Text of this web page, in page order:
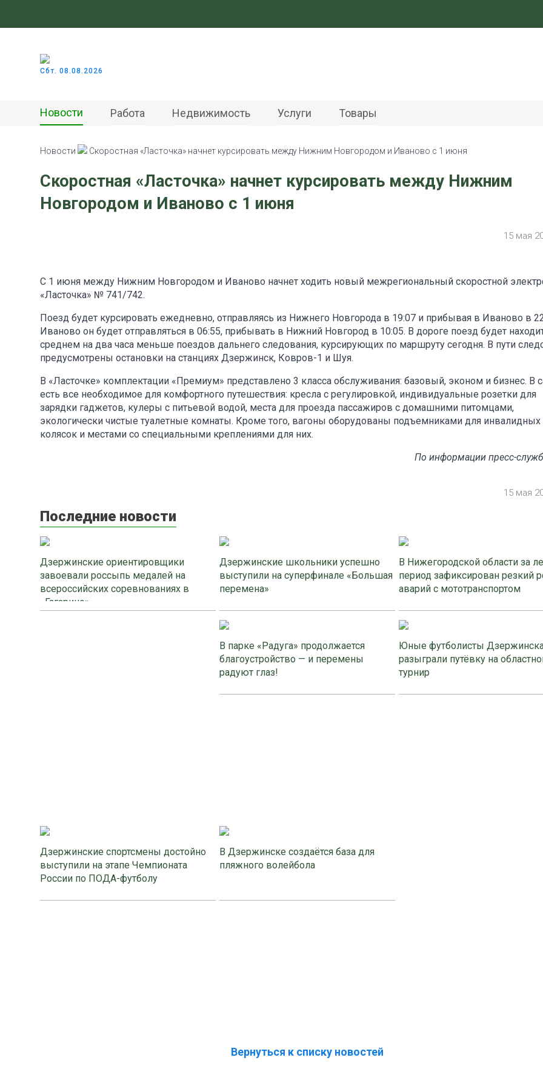
Сбт. 08.08.2026
Новости Работа Недвижимость Услуги Товары
Новости Скоростная «Ласточка» начнет курсировать между Нижним Новгородом и Иваново с 1 июня
Скоростная «Ласточка» начнет курсировать между Нижним
Новгородом и Иваново с 1 июня
15 мая
С 1 июня между Нижним Новгородом и Иваново начнет ходить новый межрегиональный скоростной
«Ласточка» № 741/742.
Поезд будет курсировать ежедневно, отправляясь из Нижнего Новгорода в 19:07 и прибывая в Иваново в
Иваново он будет отправляться в 06:55, прибывать в Нижний Новгород в 10:05. В дороге поезд будет
среднем на два часа меньше поездов дальнего следования, курсирующих по маршруту сегодня. В пути
предусмотрены остановки на станциях Дзержинск, Ковров-1 и Шуя.
В «Ласточке» комплектации «Премиум» представлено 3 класса обслуживания: базовый, эконом и бизнес. В
есть все необходимое для комфортного путешествия: кресла с регулировкой, индивидуальные розетки для
зарядки гаджетов, кулеры с питьевой водой, места для проезда пассажиров с домашними питомцами,
экологически чистые туалетные комнаты. Кроме того, вагоны оборудованы подъемниками для инвалидных
колясок и местами со специальными креплениями для них.
По информации пресс-
15 мая
Последние новости
Дзержинские ориентировщики
завоевали россыпь медалей на
всероссийских соревнованиях в
«Гагарино»
Дзержинские школьники успешно
выступили на суперфинале «Большая
перемена»
В Нижегородской области за
период зафиксирован резкий
аварий с мототранспортом
В парке «Радуга» продолжается
благоустройство — и перемены
радуют глаз!
Юные футболисты
разыграли путёвку на
турнир
Дзержинские спортсмены достойно
выступили на этапе Чемпионата
России по ПОДА-футболу
В Дзержинске создаётся база для
пляжного волейбола
Вернуться к списку новостей